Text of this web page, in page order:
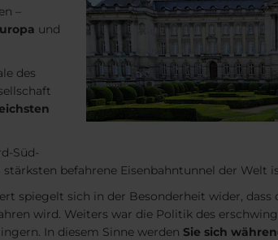
–
und
des
Süd-
befahrene Eisenbahntunnel der Welt
spiegelt sich in der Besonderheit wider, dass
wird. Weiters war die Politik des
In diesem Sinne werden Sie sich